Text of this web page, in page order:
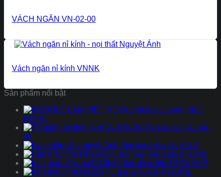
VÁCH NGĂN VN-02-00
Vách ngăn nỉ kính VNNK
Sản phẩm nổi bật
MODULE LÀM VIỆC
ROYAL
Tủ quần áo CA-10A-
2K
Bàn họp chân sắt H2412
Bàn làm việc Lufa DF12-02
Bàn giám đốc DT2010H35
Bàn máy tính AT204HL